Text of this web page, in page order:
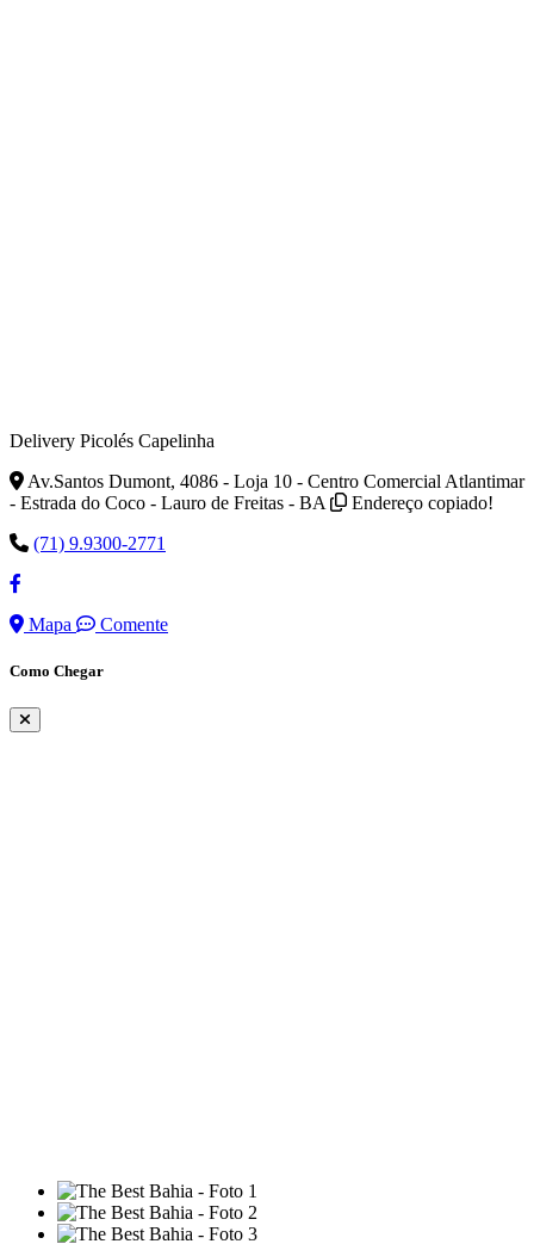
Delivery Picolés Capelinha
Av.Santos Dumont, 4086 - Loja 10 - Centro Comercial Atlantimar
- Estrada do Coco - Lauro de Freitas - BA
Endereço copiado!
(71) 9.9300-2771
Mapa Comente
Como Chegar